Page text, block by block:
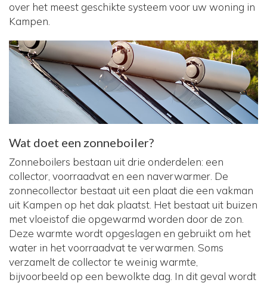
over het meest geschikte systeem voor uw woning in
Kampen.
Wat doet een zonneboiler?
Zonneboilers bestaan uit drie onderdelen: een
collector, voorraadvat en een naverwarmer. De
zonnecollector bestaat uit een plaat die een vakman
uit Kampen op het dak plaatst. Het bestaat uit buizen
met vloeistof die opgewarmd worden door de zon.
Deze warmte wordt opgeslagen en gebruikt om het
water in het voorraadvat te verwarmen. Soms
verzamelt de collector te weinig warmte,
bijvoorbeeld op een bewolkte dag. In dit geval wordt